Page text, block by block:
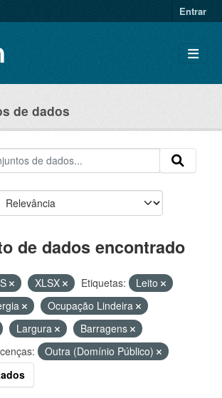
Entrar
de dados
de dados encontrado
XLSX Etiquetas:
Leito
Ocupação Lindeira
Largura
Barragens
Outra (Domínio Público)